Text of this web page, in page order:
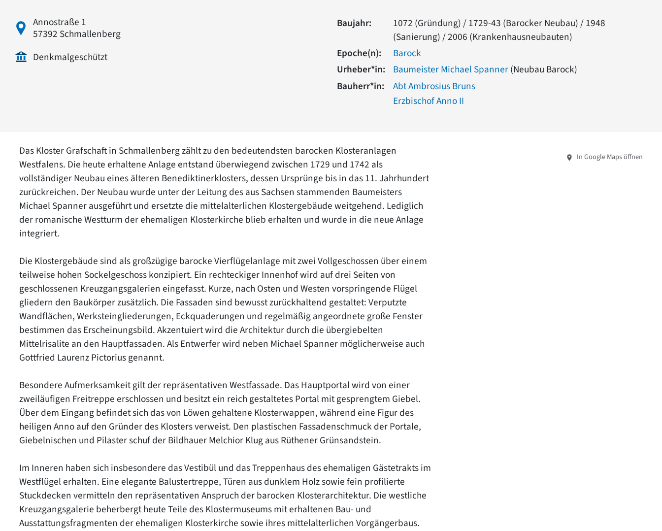
Annostraße 1
57392 Schmallenberg
Denkmalgeschützt
Baujahr:
1072 (Gründung) / 1729-43 (Barocker Neubau) / 1948
(Sanierung) / 2006 (Krankenhausneubauten)
Epoche(n):
Barock
Urheber*in:
Baumeister Michael Spanner(Neubau Barock)
Bauherr*in:
Abt Ambrosius Bruns
Erzbischof Anno II
Das Kloster Grafschaft in Schmallenberg zählt zu den bedeutendsten barocken Klosteranlagen
Westfalens. Die heute erhaltene Anlage entstand überwiegend zwischen 1729 und 1742 als
vollständiger Neubau eines älteren Benediktinerklosters, dessen Ursprünge bis in das 11. Jahrhundert
zurückreichen. Der Neubau wurde unter der Leitung des aus Sachsen stammenden Baumeisters
Michael Spanner ausgeführt und ersetzte die mittelalterlichen Klostergebäude weitgehend. Lediglich
der romanische Westturm der ehemaligen Klosterkirche blieb erhalten und wurde in die neue Anlage
integriert.
Die Klostergebäude sind als großzügige barocke Vierflügelanlage mit zwei Vollgeschossen über einem
teilweise hohen Sockelgeschoss konzipiert. Ein rechteckiger Innenhof wird auf drei Seiten von
geschlossenen Kreuzgangsgalerien eingefasst. Kurze, nach Osten und Westen vorspringende Flügel
gliedern den Baukörper zusätzlich. Die Fassaden sind bewusst zurückhaltend gestaltet: Verputzte
Wandflächen, Werksteingliederungen, Eckquaderungen und regelmäßig angeordnete große Fenster
bestimmen das Erscheinungsbild. Akzentuiert wird die Architektur durch die übergiebelten
Mittelrisalite an den Hauptfassaden. Als Entwerfer wird neben Michael Spanner möglicherweise auch
Gottfried Laurenz Pictorius genannt.
Besondere Aufmerksamkeit gilt der repräsentativen Westfassade. Das Hauptportal wird von einer
zweiläufigen Freitreppe erschlossen und besitzt ein reich gestaltetes Portal mit gesprengtem Giebel.
Über dem Eingang befindet sich das von Löwen gehaltene Klosterwappen, während eine Figur des
heiligen Anno auf den Gründer des Klosters verweist. Den plastischen Fassadenschmuck der Portale,
Giebelnischen und Pilaster schuf der Bildhauer Melchior Klug aus Rüthener Grünsandstein.
Im Inneren haben sich insbesondere das Vestibül und das Treppenhaus des ehemaligen Gästetrakts im
Westflügel erhalten. Eine elegante Balustertreppe, Türen aus dunklem Holz sowie fein profilierte
Stuckdecken vermitteln den repräsentativen Anspruch der barocken Klosterarchitektur. Die westliche
Kreuzgangsgalerie beherbergt heute Teile des Klostermuseums mit erhaltenen Bau- und
Ausstattungsfragmenten der ehemaligen Klosterkirche sowie ihres mittelalterlichen Vorgängerbaus.
In Google Maps öffnen